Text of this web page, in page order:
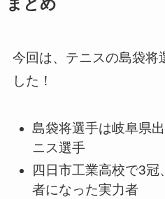
まとめ
今回は、テニスの島袋将
した！
島袋将選手は岐阜県
ニス選手
四日市工業高校で3
者になった実力者